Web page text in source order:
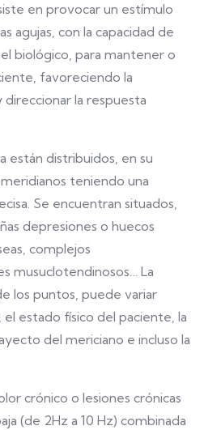
en provocar un estímulo
agujas, con la capacidad de
biológico, para mantener o
favoreciendo la
la respuesta
están distribuidos, en su
teniendo una
Se encuentran situados,
depresiones o huecos
complejos
musuclotendinosos… La
los puntos, puede variar
estado físico del paciente, la
del mericiano e incluso la
crónico o lesiones crónicas
(de 2Hz a 10 Hz) combinada